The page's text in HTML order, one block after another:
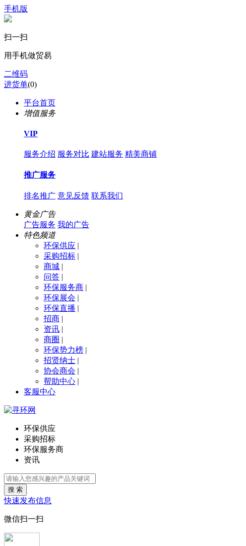
手机版
扫一扫
用手机做贸易
二维码
进货单(0)
平台首页
增值服务
VIP
服务介绍 服务对比 建站服务 精美商铺
推广服务
排名推广 意见反馈 联系我们
黄金广告
广告服务 我的广告
特色频道
环保供应 |
采购招标 |
商城 |
问答 |
环保服务商 |
环保展会 |
环保直播 |
招商 |
资讯 |
商圈 |
环保势力榜 |
招贤纳士 |
协会商会 |
帮助中心 |
客服中心
环保供应
采购招标
环保服务商
资讯
搜 索
快速发布信息
微信扫一扫